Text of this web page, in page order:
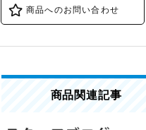
商品関連記事